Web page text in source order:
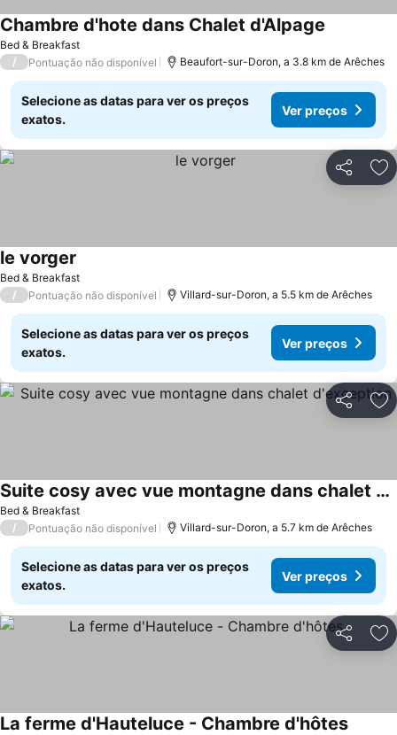
Bed & Breakfast
Chambre d'hote dans Chalet d'Alpage
/ Pontuação não disponível Beaufort-sur-Doron, a 3.8 km de Arêches
Selecione as datas para ver os preços
exatos.
Ver preços
Partilhar
Bed & Breakfast
le vorger
/ Pontuação não disponível Villard-sur-Doron, a 5.5 km de Arêches
Selecione as datas para ver os preços
exatos.
Ver preços
Partilhar
Bed & Breakfast
Suite cosy avec vue montagne dans chalet d'exception
/ Pontuação não disponível Villard-sur-Doron, a 5.7 km de Arêches
Selecione as datas para ver os preços
exatos.
Ver preços
Partilhar
La ferme d'Hauteluce - Chambre d'hôtes